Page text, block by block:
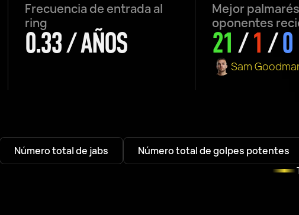
Frecuencia de entrada al
ring
0.33 / AÑOS
Mejor
oponentes
21 /1 /0
Sam
Número total de jabs Número total de golpes potentes